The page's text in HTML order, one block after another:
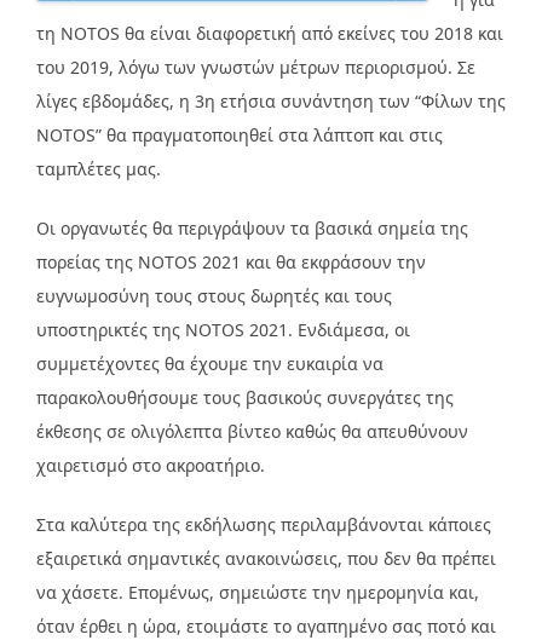
τη NOTOS θα είναι διαφορετική από εκείνες του 2018 και
του 2019, λόγω των γνωστών μέτρων περιορισμού. Σε
λίγες εβδομάδες, η 3η ετήσια συνάντηση των “Φίλων της
NOTOS” θα πραγματοποιηθεί στα λάπτοπ και στις
ταμπλέτες μας.
Οι οργανωτές θα περιγράψουν τα βασικά σημεία της
πορείας της NOTOS 2021 και θα εκφράσουν την
ευγνωμοσύνη τους στους δωρητές και τους
υποστηρικτές της NOTOS 2021. Ενδιάμεσα, οι
συμμετέχοντες θα έχουμε την ευκαιρία να
παρακολουθήσουμε τους βασικούς συνεργάτες της
έκθεσης σε ολιγόλεπτα βίντεο καθώς θα απευθύνουν
χαιρετισμό στο ακροατήριο.
Στα καλύτερα της εκδήλωσης περιλαμβάνονται κάποιες
εξαιρετικά σημαντικές ανακοινώσεις, που δεν θα πρέπει
να χάσετε. Επομένως, σημειώστε την ημερομηνία και,
όταν έρθει η ώρα, ετοιμάστε το αγαπημένο σας ποτό και